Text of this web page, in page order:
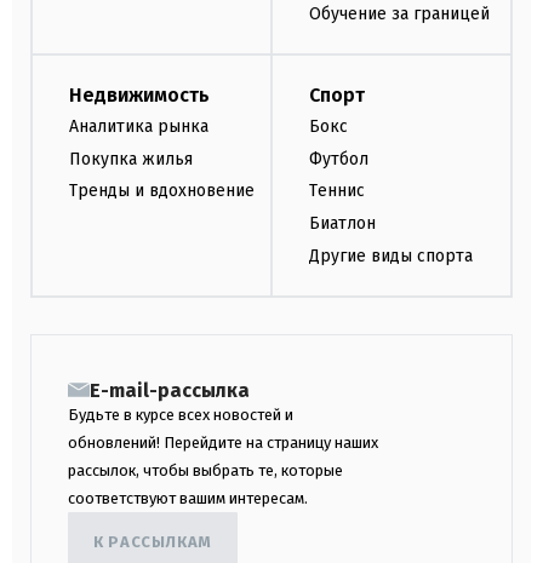
Обучение за границей
Недвижимость
Аналитика рынка
Покупка жилья
Тренды и вдохновение
Спорт
Бокс
Футбол
Теннис
Биатлон
Другие виды спорта
E-mail-рассылка
Будьте в курсе всех новостей и
обновлений! Перейдите на страницу наших
рассылок, чтобы выбрать те, которые
соответствуют вашим интересам.
К РАССЫЛКАМ